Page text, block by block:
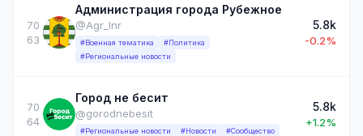
70
63
Администрация города Рубежное
@Agr_lnr
#Военная тематика
#Политика
#Региональные новости
5.8k
-0.2%
70
64
Город не бесит
@gorodnebesit
#Региональные новости #Новости #Сообщество
5.8k
+1.2%